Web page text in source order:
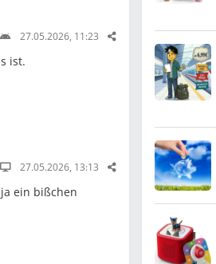
27.05.2026, 11:23
ist.
27.05.2026, 13:13
ein bißchen